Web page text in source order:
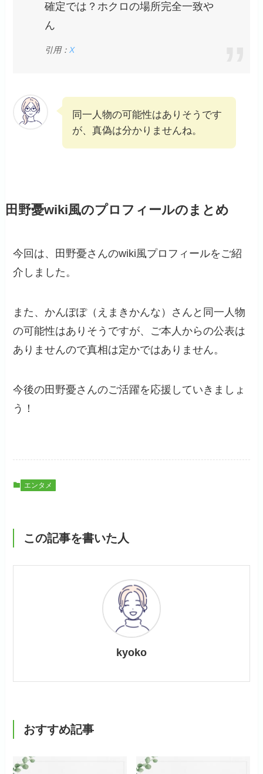
確定では？ホクロの場所完全一致や
ん
引用：X
同一人物の可能性はありそうです
が、真偽は分かりませんね。
田野憂wiki風のプロフィールのまとめ
今回は、田野憂さんのwiki風プロフィールをご紹
介しました。
また、かんぽぽ（えまきかんな）さんと同一人物
の可能性はありそうですが、ご本人からの公表は
ありませんので真相は定かではありません。
今後の田野憂さんのご活躍を応援していきましょ
う！
エンタメ
この記事を書いた人
kyoko
おすすめ記事